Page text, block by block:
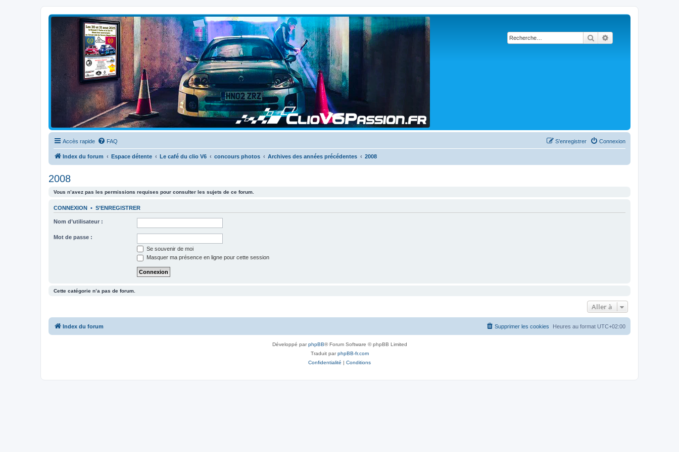
Rechercher
Clio V6 Passion
Le site français des passionnés de Clio V6
Accès rapide FAQ Connexion
S’enregistrer
Index du forum Espace détente Le café du clio V6 concours photos Archives des années précédentes 2008
2008
Vous n’avez pas les permissions requises pour consulter les sujets de ce forum.
CONNEXION • S’ENREGISTRER
Nom d’utilisateur :
Mot de passe :
Se souvenir de moi
Masquer ma présence en ligne pour cette session
Cette catégorie n’a pas de forum.
Aller à
Index du forum Heures au format UTC+02:00
Supprimer les cookies
Développé parphpBB® Forum Software © phpBB Limited
Traduit parphpBB-fr.com
Confidentialité | Conditions